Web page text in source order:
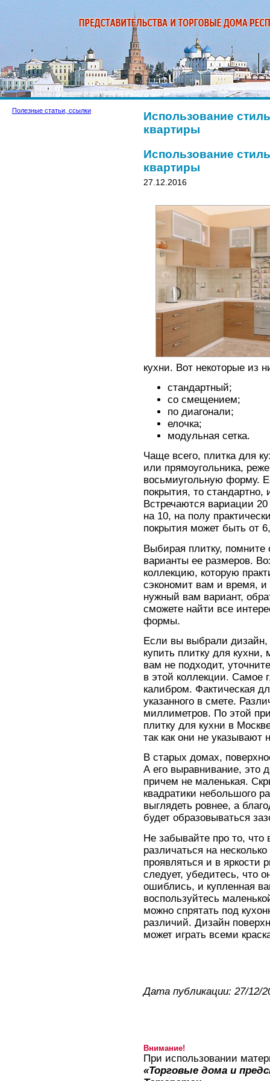
Полезные статьи, ссылки
Использование
квартиры
Использование
квартиры
27.12.2016
кухни. Вот некоторые из
стандартный;
со смещением;
по диагонали;
елочка;
модульная сетка.
Чаще всего, плитка для
или прямоугольника,
восьмиугольную форму.
покрытия, то
Встречаются вариации
на 10, на полу
покрытия может быть от
Выбирая плитку,
варианты ее размеров.
коллекцию, которую
сэкономит вам и время, и
нужный вам вариант,
сможете найти все
формы.
Если вы выбрали дизайн,
купить плитку для кухни,
вам не подходит,
в этой коллекции. Самое
калибром. Фактическая
указанного в смете.
миллиметров. По этой
плитку для кухни в
так как они не указывают
В старых домах,
А его выравнивание, это
причем не маленькая.
квадратики небольшого
выглядеть ровнее, а
будет образовываться
Не забывайте про то, что
различаться на
проявляться и в яркости
следует, убедитесь, что
ошиблись, и купленная
воспользуйтесь
можно спрятать под
различий. Дизайн
может играть всеми
Дата публикации: 27/12/
Внимание!
При использовании
«Торговые дома и